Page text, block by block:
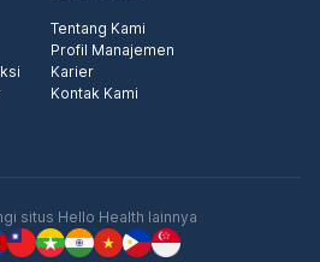
Tentang Kami
Profil Manajemen
Karier
Kontak Kami
situs Hello Health lainnya